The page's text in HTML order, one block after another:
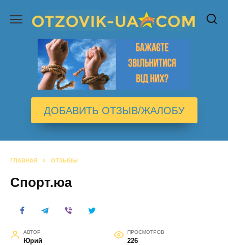
содержанию
ДОБАВИТЬ ОТЗЫВ/ЖАЛОБУ
ГЛАВНАЯ » ОТЗЫВЫ
Спорт.юа
АВТОР
Юрий
ПРОСМОТРОВ
226